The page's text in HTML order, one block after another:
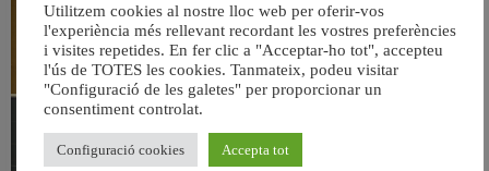
Utilitzem cookies al nostre lloc web per oferir-vos
l'experiència més rellevant recordant les vostres preferències
i visites repetides. En fer clic a "Acceptar-ho tot", accepteu
l'ús de TOTES les cookies. Tanmateix, podeu visitar
"Configuració de les galetes" per proporcionar un
consentiment controlat.
Configuració cookies Accepta tot